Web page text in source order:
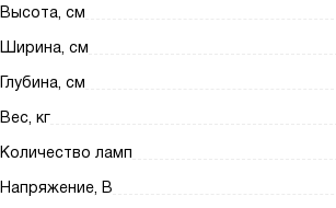
Высота, см
Ширина, см
Глубина, см
Вес, кг
Количество ламп
Напряжение, В